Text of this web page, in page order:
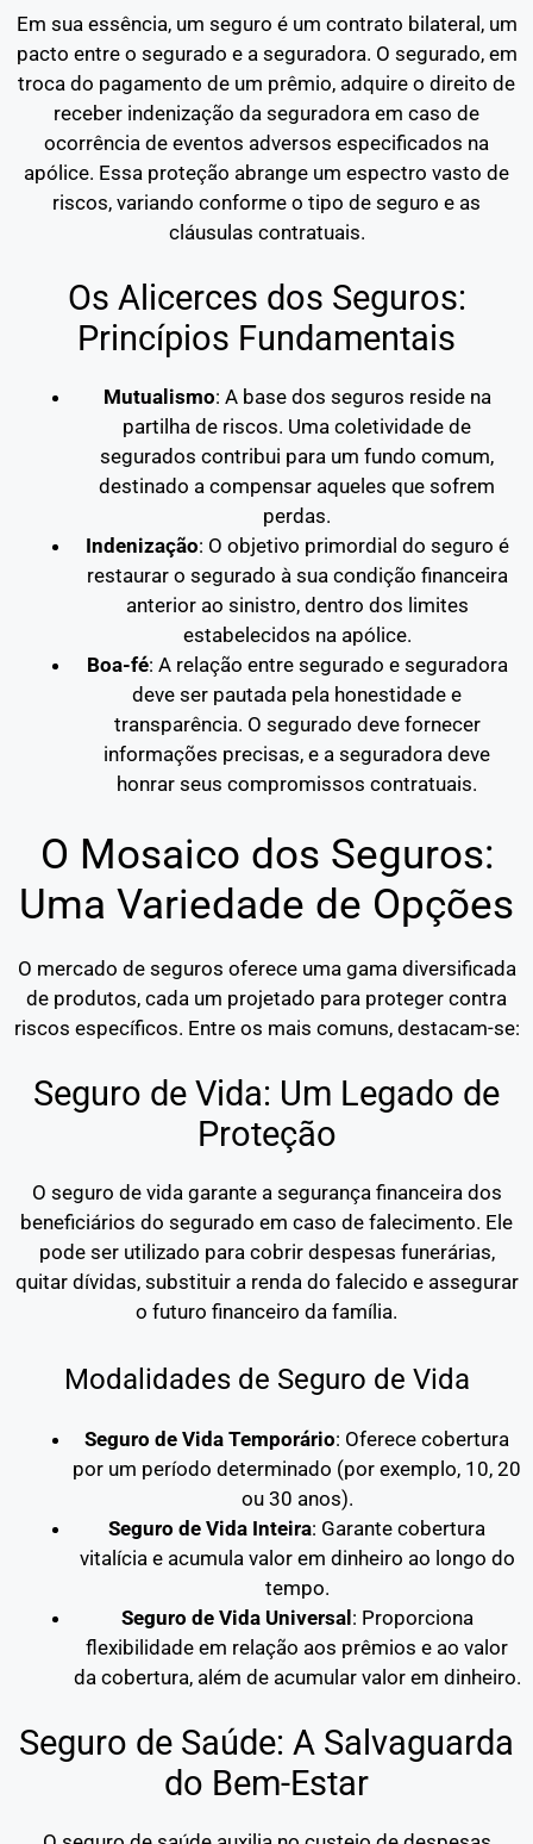
Em sua essência, um seguro é um contrato bilateral, um
pacto entre o segurado e a seguradora. O segurado, em
troca do pagamento de um prêmio, adquire o direito de
receber indenização da seguradora em caso de
ocorrência de eventos adversos especificados na
apólice. Essa proteção abrange um espectro vasto de
riscos, variando conforme o tipo de seguro e as
cláusulas contratuais.
Os Alicerces dos Seguros:
Princípios Fundamentais
Mutualismo: A base dos seguros reside na
partilha de riscos. Uma coletividade de
segurados contribui para um fundo comum,
destinado a compensar aqueles que sofrem
perdas.
Indenização: O objetivo primordial do seguro é
restaurar o segurado à sua condição financeira
anterior ao sinistro, dentro dos limites
estabelecidos na apólice.
Boa-fé: A relação entre segurado e seguradora
deve ser pautada pela honestidade e
transparência. O segurado deve fornecer
informações precisas, e a seguradora deve
honrar seus compromissos contratuais.
O Mosaico dos Seguros:
Uma Variedade de Opções
O mercado de seguros oferece uma gama diversificada
de produtos, cada um projetado para proteger contra
riscos específicos. Entre os mais comuns, destacam-se:
Seguro de Vida: Um Legado de
Proteção
O seguro de vida garante a segurança financeira dos
beneficiários do segurado em caso de falecimento. Ele
pode ser utilizado para cobrir despesas funerárias,
quitar dívidas, substituir a renda do falecido e assegurar
o futuro financeiro da família.
Modalidades de Seguro de Vida
Seguro de Vida Temporário: Oferece cobertura
por um período determinado (por exemplo, 10, 20
ou 30 anos).
Seguro de Vida Inteira: Garante cobertura
vitalícia e acumula valor em dinheiro ao longo do
tempo.
Seguro de Vida Universal: Proporciona
flexibilidade em relação aos prêmios e ao valor
da cobertura, além de acumular valor em dinheiro.
Seguro de Saúde: A Salvaguarda
do Bem-Estar